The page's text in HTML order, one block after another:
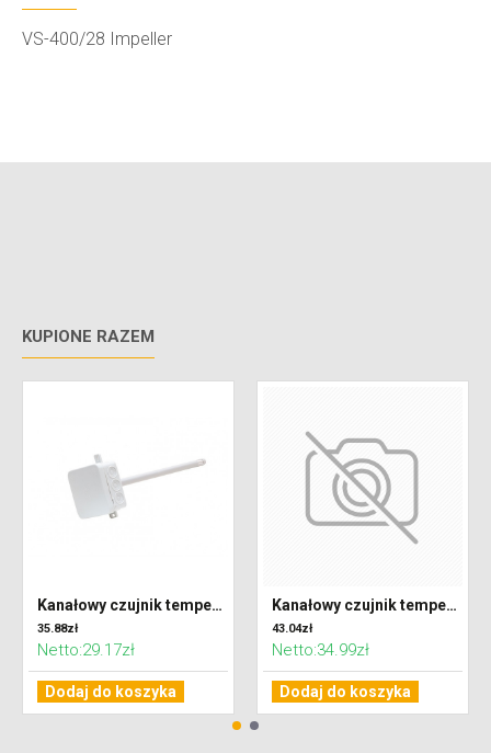
VS-400/28 Impeller
KUPIONE RAZEM
Kanałowy czujnik temperatury NTC 10K - uPC i uPC3
35.88zł
Netto:29.17zł
Dodaj do koszyka
Kanałowy czujnik temperatury Pt1000
43.04zł
Netto:34.99zł
Dodaj do koszyka